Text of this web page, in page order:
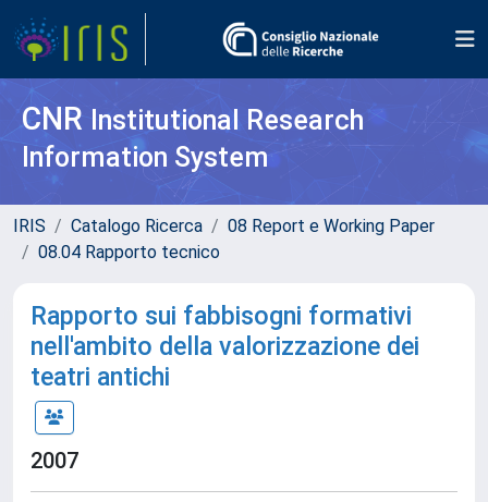
CNR Institutional Research
Information System
IRIS Catalogo Ricerca
08 Report e Working Paper
08.04 Rapporto tecnico
Rapporto sui fabbisogni formativi
nell'ambito della valorizzazione dei
teatri antichi
2007